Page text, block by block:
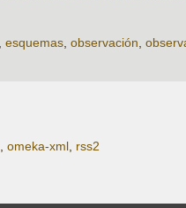
, esquemas, observación,
omeka-xml rss2